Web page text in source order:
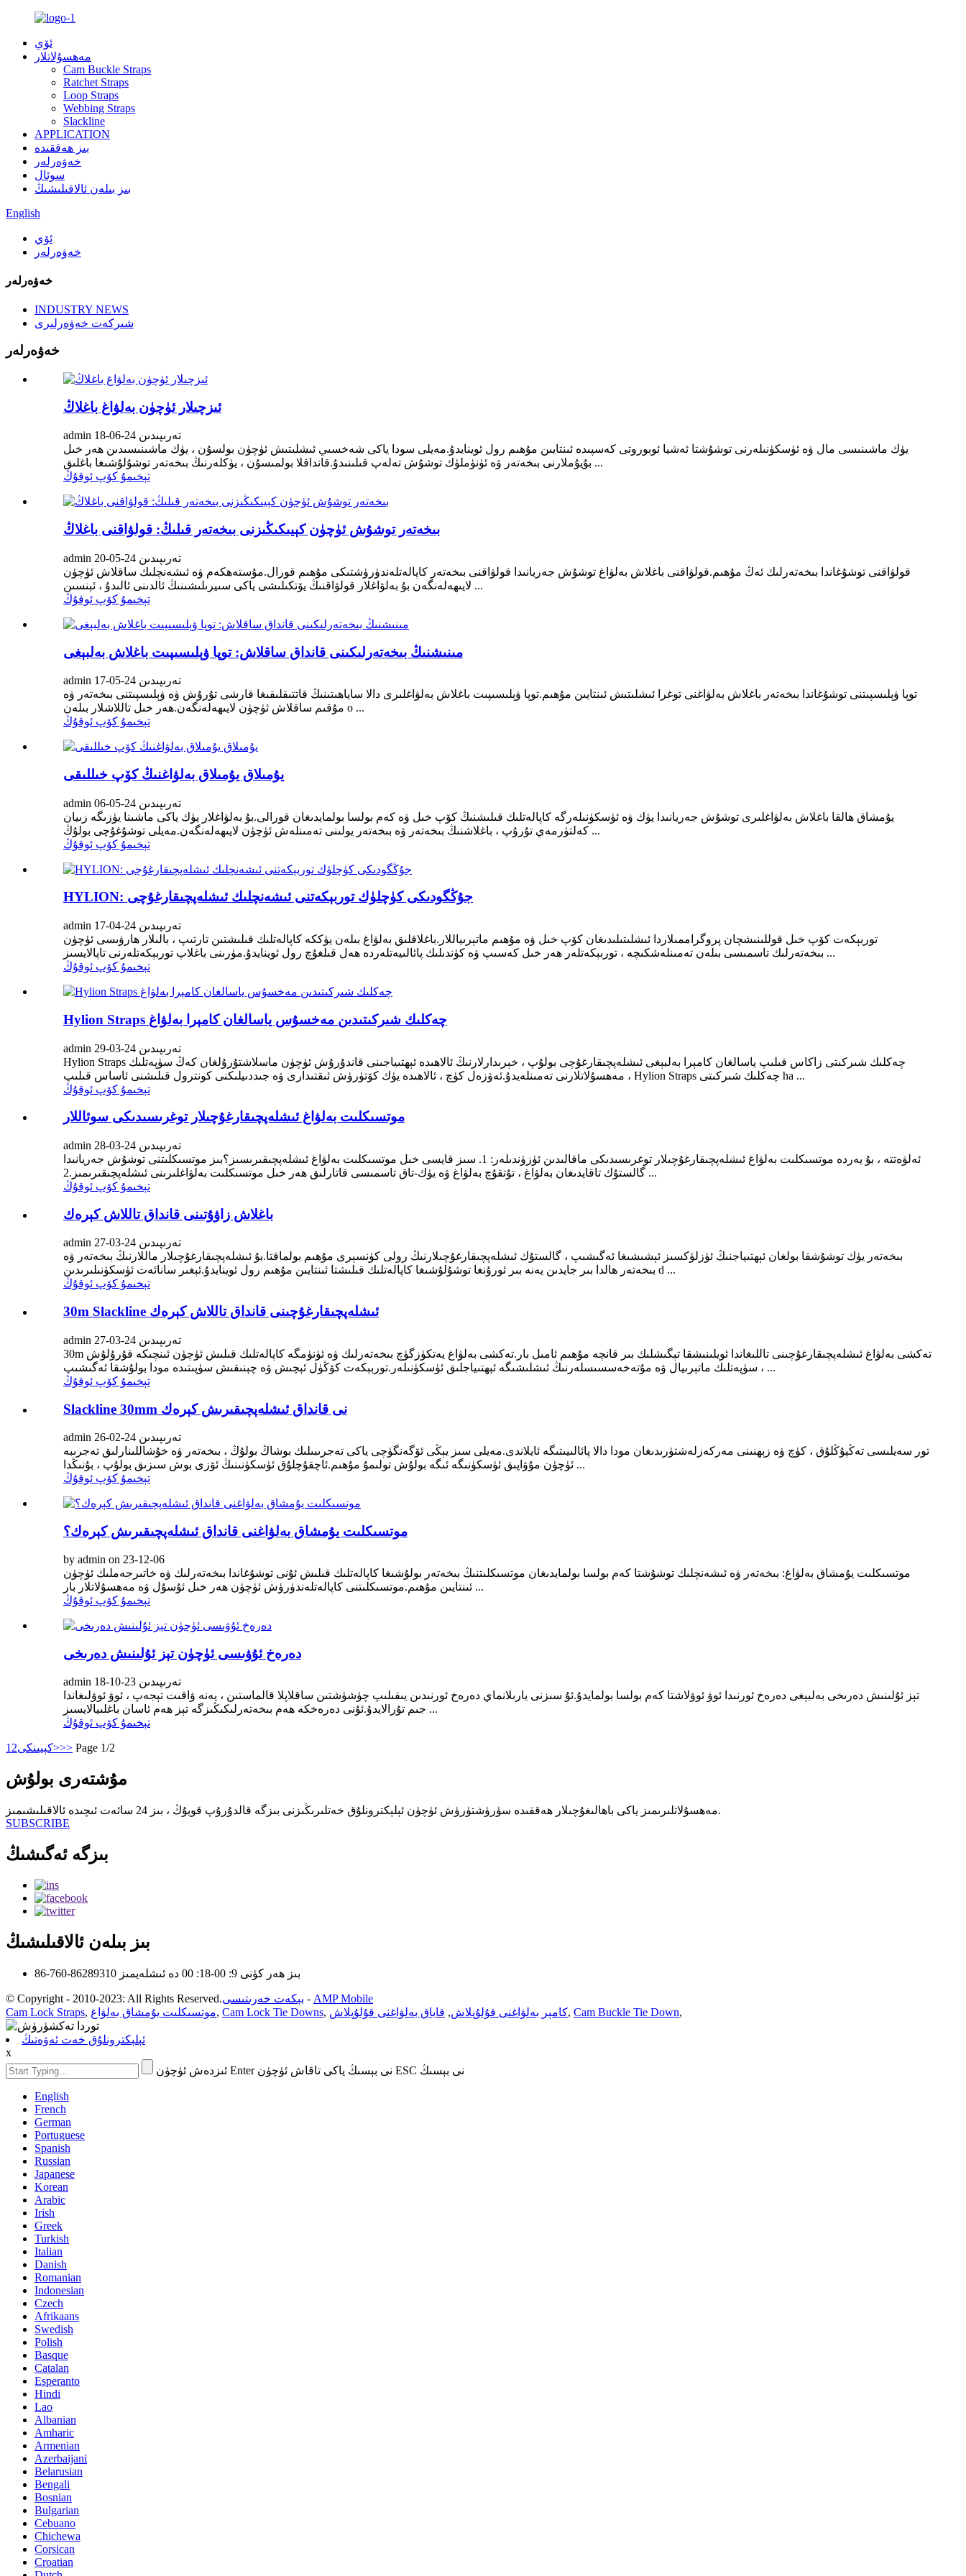
ئۆي
مەھسۇلاتلار
Cam Buckle Straps
Ratchet Straps
Loop Straps
Webbing Straps
Slackline
APPLICATION
بىز ھەققىدە
خەۋەرلەر
سوئال
بىز بىلەن ئالاقىلىشىڭ
English
ئۆي
خەۋەرلەر
خەۋەرلەر
INDUSTRY NEWS
شىركەت خەۋەرلىرى
خەۋەرلەر
ئىزچىلار ئۈچۈن بەلۋاغ باغلاڭ
admin تەرىپىدىن 24-06-18
يۈك ماشىنىسى مال ۋە ئۈسكۈنىلەرنى توشۇشتا ئەشيا ئوبوروتى كەسپىدە ئىنتايىن مۇھىم رول ئوينايدۇ.مەيلى سودا ياكى شەخسىي ئىشلىتىش ئۈچۈن بولسۇن ، يۈك ماشىنىسىدىن ھەر خىل
بۇيۇملارنى بىخەتەر ۋە ئۈنۈملۈك توشۇش تەلەپ قىلىنىدۇ.قانداقلا بولمىسۇن ، يۈكلەرنىڭ بىخەتەر توشۇلۇشىغا باغلىق ...
تېخىمۇ كۆپ ئوقۇڭ
بىخەتەر توشۇش ئۈچۈن كېيىكىڭىزنى بىخەتەر قىلىڭ: قولۋاقنى باغلاڭ
admin تەرىپىدىن 24-05-20
قولۋاقنى توشۇغاندا بىخەتەرلىك ئەڭ مۇھىم.قولۋاقنى باغلاش بەلۋاغ توشۇش جەريانىدا قولۋاقنى بىخەتەر كاپالەتلەندۈرۈشتىكى مۇھىم قورال.مۇستەھكەم ۋە ئىشەنچلىك ساقلاش ئۈچۈن
لايىھەلەنگەن بۇ بەلۋاغلار قولۋاقنىڭ يۆتكىلىشى ياكى سىيرىلىشىنىڭ ئالدىنى ئالىدۇ ، ئېنسىن ...
تېخىمۇ كۆپ ئوقۇڭ
مىنىشنىڭ بىخەتەرلىكىنى قانداق ساقلاش: توپا ۋېلىسىپىت باغلاش بەلبېغى
admin تەرىپىدىن 24-05-17
توپا ۋېلىسپىتنى توشۇغاندا بىخەتەر باغلاش بەلۋاغنى توغرا ئىشلىتىش ئىنتايىن مۇھىم.توپا ۋېلىسىپىت باغلاش بەلۋاغلىرى دالا ساياھىتىنىڭ قاتتىقلىقىغا قارشى تۇرۇش ۋە ۋېلىسپىتنى بىخەتەر ۋە
مۇقىم ساقلاش ئۈچۈن لايىھەلەنگەن.ھەر خىل تاللاشلار بىلەن o ...
تېخىمۇ كۆپ ئوقۇڭ
يۇمىلاق يۇمىلاق بەلۋاغنىڭ كۆپ خىللىقى
admin تەرىپىدىن 24-05-06
يۇمشاق ھالقا باغلاش بەلۋاغلىرى توشۇش جەريانىدا يۈك ۋە ئۈسكۈنىلەرگە كاپالەتلىك قىلىشنىڭ كۆپ خىل ۋە كەم بولسا بولمايدىغان قورالى.بۇ بەلۋاغلار يۈك ياكى ماشىنا يۈزىگە زىيان
كەلتۈرمەي تۇرۇپ ، باغلاشنىڭ بىخەتەر ۋە بىخەتەر يولىنى تەمىنلەش ئۈچۈن لايىھەلەنگەن.مەيلى توشۇغۇچى بولۇڭ ...
تېخىمۇ كۆپ ئوقۇڭ
HYLION: جۇڭگودىكى كۈچلۈك توربېكەتنى ئىشەنچلىك ئىشلەپچىقارغۇچى
admin تەرىپىدىن 24-04-17
توربېكەت كۆپ خىل قوللىنىشچان پروگراممىلاردا ئىشلىتىلىدىغان كۆپ خىل ۋە مۇھىم ماتېرىياللار.باغلاقلىق بەلۋاغ بىلەن يۈككە كاپالەتلىك قىلىشتىن تارتىپ ، بالىلار ھارۋىسى ئۈچۈن
بىخەتەرلىك تاسمىسى بىلەن تەمىنلەشكىچە ، توربېكەتلەر ھەر خىل كەسىپ ۋە كۈندىلىك پائالىيەتلەردە ھەل قىلغۇچ رول ئوينايدۇ.مۈرىنى باغلاپ توربېكەتلەرنى تاپالايسىز ...
تېخىمۇ كۆپ ئوقۇڭ
Hylion Straps چەكلىك شىركىتىدىن مەخسۇس ياسالغان كامېرا بەلۋاغ
admin تەرىپىدىن 24-03-29
Hylion Straps چەكلىك شىركىتى زاكاس قىلىپ ياسالغان كامېرا بەلبېغى ئىشلەپچىقارغۇچى بولۇپ ، خېرىدارلارنىڭ ئالاھىدە ئېھتىياجىنى قاندۇرۇش ئۈچۈن ماسلاشتۇرۇلغان كەڭ سۈپەتلىك
مەھسۇلاتلارنى تەمىنلەيدۇ.ئەۋزەل كۈچ ، ئالاھىدە يۈك كۆتۈرۈش ئىقتىدارى ۋە جىددىيلىكنى كونترول قىلىشنى ئاساس قىلىپ ، Hylion Straps چەكلىك شىركىتى ha ...
تېخىمۇ كۆپ ئوقۇڭ
موتسىكلىت بەلۋاغ ئىشلەپچىقارغۇچىلار توغرىسىدىكى سوئاللار
admin تەرىپىدىن 24-03-28
ئەلۋەتتە ، بۇ يەردە موتسىكلىت بەلۋاغ ئىشلەپچىقارغۇچىلار توغرىسىدىكى ماقالىدىن ئۈزۈندىلەر: 1. سىز قايسى خىل موتسىكلىت بەلۋاغ ئىشلەپچىقىرىسىز؟بىز موتسىكلىتنى توشۇش جەريانىدا
گالستۇك تاقايدىغان بەلۋاغ ، تۇتقۇچ بەلۋاغ ۋە يۈك-تاق تاسمىسى قاتارلىق ھەر خىل موتسىكلىت بەلۋاغلىرىنى ئىشلەپچىقىرىمىز.2 ...
تېخىمۇ كۆپ ئوقۇڭ
باغلاش زاۋۇتىنى قانداق تاللاش كېرەك
admin تەرىپىدىن 24-03-27
بىخەتەر يۈك توشۇشقا بولغان ئېھتىياجنىڭ ئۈزلۈكسىز ئېشىشىغا ئەگىشىپ ، گالستۇك ئىشلەپچىقارغۇچىلارنىڭ رولى كۈنسېرى مۇھىم بولماقتا.بۇ ئىشلەپچىقارغۇچىلار ماللارنىڭ بىخەتەر ۋە
بىخەتەر ھالدا بىر جايدىن يەنە بىر ئورۇنغا توشۇلۇشىغا كاپالەتلىك قىلىشتا ئىنتايىن مۇھىم رول ئوينايدۇ.ئېغىر سانائەت ئۈسكۈنىلىرىدىن d ...
تېخىمۇ كۆپ ئوقۇڭ
30m Slackline ئىشلەپچىقارغۇچىنى قانداق تاللاش كېرەك
admin تەرىپىدىن 24-03-27
30m تەكشى بەلۋاغ ئىشلەپچىقارغۇچىنى تاللىغاندا ئويلىنىشقا تېگىشلىك بىر قانچە مۇھىم ئامىل بار.تەكشى بەلۋاغ يەتكۈزگۈچ بىخەتەرلىك ۋە ئۈنۈمگە كاپالەتلىك قىلىش ئۈچۈن ئىنچىكە قۇرۇلۇش
، سۈپەتلىك ماتېرىيال ۋە مۇتەخەسسىسلەرنىڭ ئىشلىشىگە ئېھتىياجلىق ئۈسكۈنىلەر.توربېكەت كۆڭۈل ئېچىش ۋە چېنىقىش سۈپىتىدە مودا بولۇشقا ئەگىشىپ ...
تېخىمۇ كۆپ ئوقۇڭ
Slackline 30mm نى قانداق ئىشلەپچىقىرىش كېرەك
admin تەرىپىدىن 24-02-26
تور سەيلىسى تەڭپۇڭلۇق ، كۈچ ۋە زېھنىنى مەركەزلەشتۈرىدىغان مودا دالا پائالىيىتىگە ئايلاندى.مەيلى سىز يېڭى ئۆگەنگۈچى ياكى تەجرىبىلىك بوشاڭ بولۇڭ ، بىخەتەر ۋە خۇشاللىنارلىق تەجرىبە
ئۈچۈن مۇۋاپىق ئۈسكۈنىگە ئىگە بولۇش تولىمۇ مۇھىم.ئاچقۇچلۇق ئۈسكۈنىنىڭ ئۆزى بوش سىزىق بولۇپ ، بۇنىڭدا ...
تېخىمۇ كۆپ ئوقۇڭ
موتسىكلىت يۇمشاق بەلۋاغنى قانداق ئىشلەپچىقىرىش كېرەك؟
by admin on 23-12-06
موتسىكلىت يۇمشاق بەلۋاغ: بىخەتەر ۋە ئىشەنچلىك توشۇشتا كەم بولسا بولمايدىغان موتسىكلىتنىڭ بىخەتەر بولۇشىغا كاپالەتلىك قىلىش ئۇنى توشۇغاندا بىخەتەرلىك ۋە خاتىرجەملىك ئۈچۈن
ئىنتايىن مۇھىم.موتسىكلىتنى كاپالەتلەندۈرۈش ئۈچۈن ھەر خىل ئۇسۇل ۋە مەھسۇلاتلار بار ...
تېخىمۇ كۆپ ئوقۇڭ
دەرەخ ئۇۋىسى ئۈچۈن تېز ئۇلىنىش دەرىخى
admin تەرىپىدىن 23-10-18
تېز ئۇلىنىش دەرىخى بەلبېغى دەرەخ ئورنىدا ئوۋ ئوۋلاشتا كەم بولسا بولمايدۇ.ئۇ سىزنى يارىلانماي دەرەخ ئورنىدىن يىقىلىپ چۈشۈشتىن ساقلاپلا قالماستىن ، يەنە ۋاقىت تېجەپ ، ئوۋ ئوۋلىغاندا
جىم تۇرالايدۇ.ئۇنى دەرەخكە ھەم بىخەتەرلىكىڭىزگە تېز ھەم ئاسان باغلىيالايسىز ...
تېخىمۇ كۆپ ئوقۇڭ
1 2 كېيىنكى>>> Page 1/2
مۇشتەرى بولۇش
مەھسۇلاتلىرىمىز ياكى باھالىغۇچىلار ھەققىدە سۈرۈشتۈرۈش ئۈچۈن ئېلېكترونلۇق خەتلىرىڭىزنى بىزگە قالدۇرۇپ قويۇڭ ، بىز 24 سائەت ئىچىدە ئالاقىلىشىمىز.
SUBSCRIBE
بىزگە ئەگىشىڭ
بىز بىلەن ئالاقىلىشىڭ
86-760-86289310 بىز ھەر كۈنى 9: 00-18: 00 دە ئىشلەيمىز
© Copyright - 2010-2023: All Rights Reserved.بېكەت خەرىتىسى - AMP Mobile
Cam Lock Straps, موتسىكلىت يۇمشاق بەلۋاغ, Cam Lock Tie Downs, كامېر بەلۋاغنى قۇلۇپلاش, قاياق بەلۋاغنى قۇلۇپلاش , Cam Buckle Tie Down,
ئېلېكترونلۇق خەت ئەۋەتىڭ
x
ئىزدەش ئۈچۈن Enter نى بېسىڭ ياكى تاقاش ئۈچۈن ESC نى بېسىڭ
English
French
German
Portuguese
Spanish
Russian
Japanese
Korean
Arabic
Irish
Greek
Turkish
Italian
Danish
Romanian
Indonesian
Czech
Afrikaans
Swedish
Polish
Basque
Catalan
Esperanto
Hindi
Lao
Albanian
Amharic
Armenian
Azerbaijani
Belarusian
Bengali
Bosnian
Bulgarian
Cebuano
Chichewa
Corsican
Croatian